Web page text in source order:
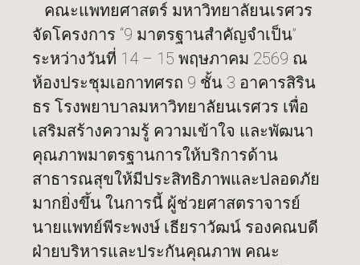
คณะแพทยศาสตร์ มหาวิทยาลัยนเรศวร
จัดโครงการ “9 มาตรฐานสำคัญจำเป็น”
ระหว่างวันที่ 14 – 15 พฤษภาคม 2569 ณ
ห้องประชุมเอกาทศรถ 9 ชั้น 3 อาคารสิริน
ธร โรงพยาบาลมหาวิทยาลัยนเรศวร เพื่อ
เสริมสร้างความรู้ ความเข้าใจ และพัฒนา
คุณภาพมาตรฐานการให้บริการด้าน
สาธารณสุขให้มีประสิทธิภาพและปลอดภัย
มากยิ่งขึ้น ในการนี้ ผู้ช่วยศาสตราจารย์
นายแพทย์พีระพงษ์ เธียราวัฒน์ รองคณบดี
ฝ่ายบริหารและประกันคุณภาพ คณะ